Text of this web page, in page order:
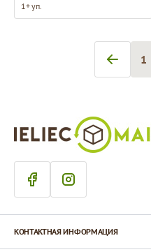
1+ уп.
1
КОНТАКТНАЯ ИНФОРМАЦИЯ